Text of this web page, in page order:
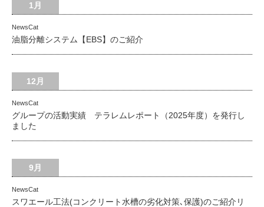
1月
NewsCat
油脂分離システム【EBS】のご紹介
12月
NewsCat
グループの活動実績 テラレムレポート（2025年度）を発行し
ました
9月
NewsCat
スワエール工法(コンクリート水槽の劣化対策､保護)のご紹介リ